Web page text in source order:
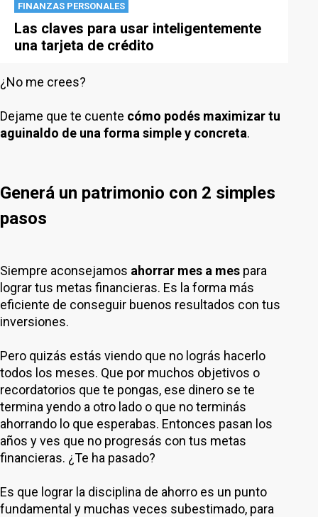
FINANZAS PERSONALES
Las claves para usar inteligentemente
una tarjeta de crédito
¿No me crees?
Dejame que te cuente cómo podés maximizar tu
aguinaldo de una forma simple y concreta.
Generá un patrimonio con 2 simples
pasos
Siempre aconsejamos ahorrar mes a mes para
lograr tus metas financieras. Es la forma más
eficiente de conseguir buenos resultados con tus
inversiones.
Pero quizás estás viendo que no lográs hacerlo
todos los meses. Que por muchos objetivos o
recordatorios que te pongas, ese dinero se te
termina yendo a otro lado o que no terminás
ahorrando lo que esperabas. Entonces pasan los
años y ves que no progresás con tus metas
financieras. ¿Te ha pasado?
Es que lograr la disciplina de ahorro es un punto
fundamental y muchas veces subestimado, para